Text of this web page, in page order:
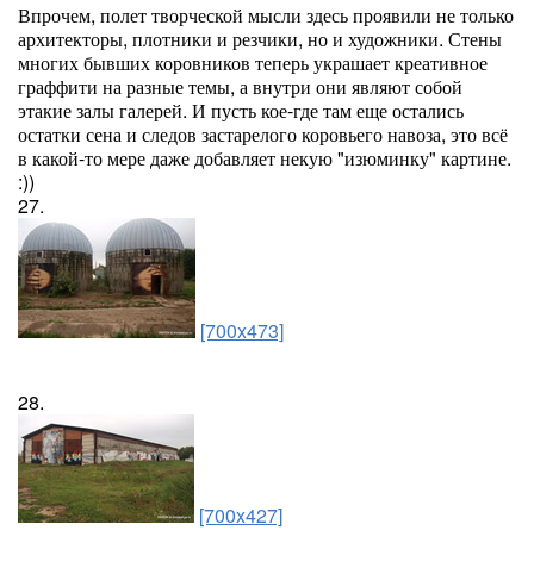
Впрочем, полет творческой мысли здесь проявили не только
архитекторы, плотники и резчики, но и художники. Стены
многих бывших коровников теперь украшает креативное
граффити на разные темы, а внутри они являют собой
этакие залы галерей. И пусть кое-где там еще остались
остатки сена и следов застарелого коровьего навоза, это всё
в какой-то мере даже добавляет некую "изюминку" картине.
:))
27.
[700x473]
28.
[700x427]